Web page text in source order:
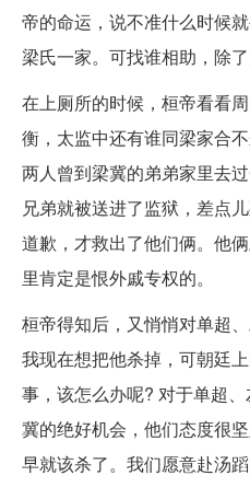
帝的命运，说不准什么时候
梁氏一家。可找谁相助，除
在上厕所的时候，桓帝看看
衡，太监中还有谁同梁家合
两人曾到梁冀的弟弟家里去
兄弟就被送进了监狱，差点
道歉，才救出了他们俩。他
里肯定是恨外戚专权的。
桓帝得知后，又悄悄对单超
我现在想把他杀掉，可朝廷
事，该怎么办呢? 对于单超
冀的绝好机会，他们态度很
早就该杀了。我们愿意赴汤